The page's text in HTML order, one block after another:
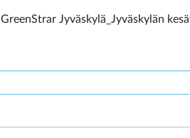
GreenStrar Jyväskylä_Jyväskylän